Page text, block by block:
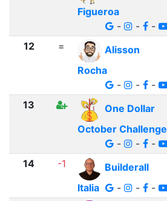
Figueroa
-
- -
12 =
Alisson
Rocha
-
- -
13
One Dollar
October Challenge
-
- -
14 -1
Builderall
Italia
- - -